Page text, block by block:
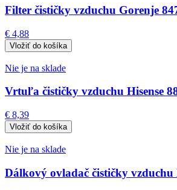
Filter čističky vzduchu Gorenje
€ 4,88
Nie je na sklade
Vrtuľa čističky vzduchu Hisense
€ 8,39
Nie je na sklade
Dálkový ovladač čističky vzduchu